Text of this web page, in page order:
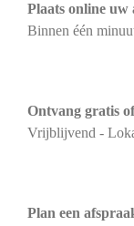
Plaats online uw
Binnen één
Ontvang gratis
Vrijblijvend -
Plan een